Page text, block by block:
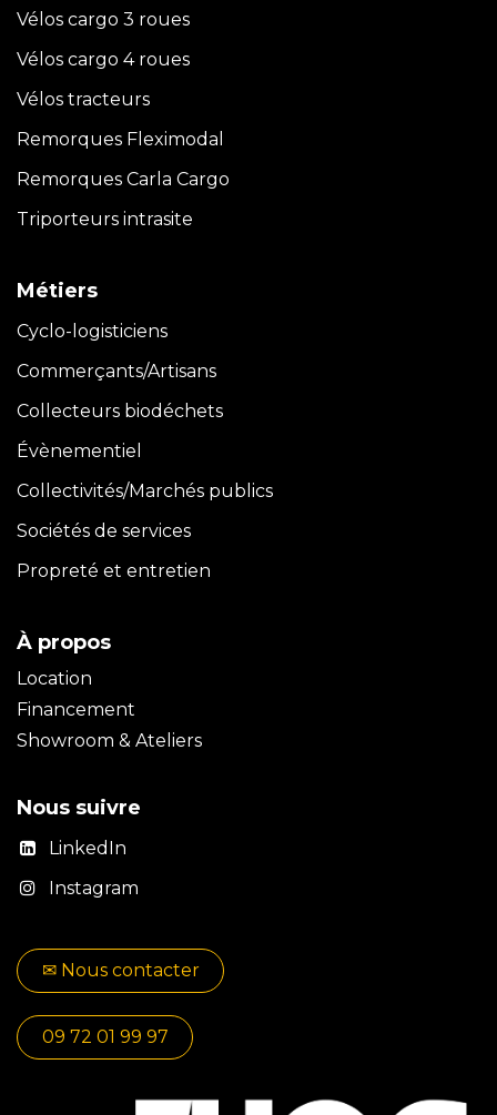
Vélos cargo 3 roues
Vélos cargo 4 roues
Vélos tracteurs
Remorques Fleximodal
Remorques Carla Cargo
Triporteurs intrasite
Métiers
Cyclo-logisticiens
Commerçants/Artisans
Collecteurs biodéchets
Évènementiel
Collectivités/Marchés publics
Sociétés de services
Propreté et entretien
À propos
Location
Financement
Showroom & Ateliers
Nous suivre
LinkedIn
Instagram
✉​​ No​​​​us contacter
09 72 01 99 97